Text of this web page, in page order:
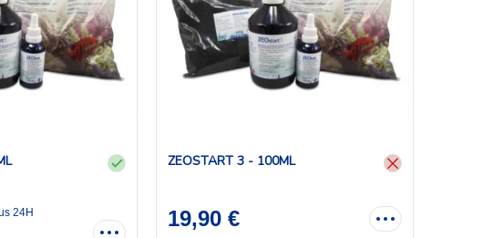
24H
ZEOSTART 3 - 100ML
19,90 €